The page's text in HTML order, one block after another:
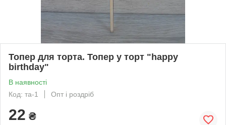
Топер для торта. Топер у торт "happy
birthday"
В наявності
Код: та-1
Опт і роздріб
22 ₴